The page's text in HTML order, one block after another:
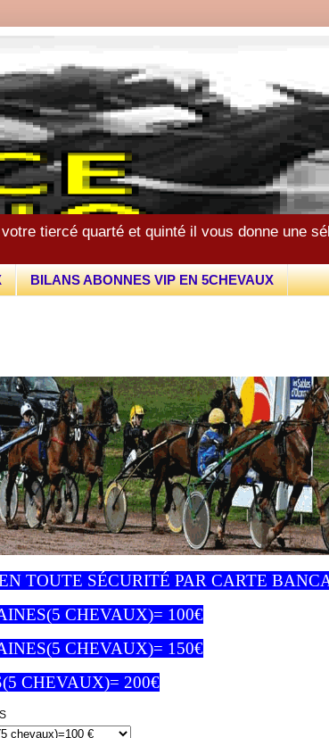
tiercé quarté et quinté il vous donne une
BILANS ABONNES VIP EN 5CHEVAUX
TOUTE SÉCURITÉ PAR CARTE
CHEVAUX)= 100€
CHEVAUX)= 150€
CHEVAUX)= 200€